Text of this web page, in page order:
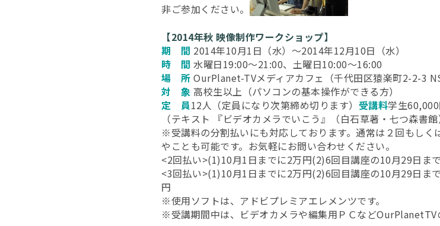
非ご参加ください。
【2014年秋 映像制作ワークショップ】
期 間 2014年10月1日（水）～2014年12月10日（水）
時 間 水曜日19:00～21:00、土曜日10:00～16:00
場 所 OurPlanet-TVメディアカフェ（千代田区猿楽町2-2-3
対 象 高校生以上（パソコンの基本操作ができる方）
定 員12人（定員になり次第締め切ります） 受講料学生
（テキスト 『ビデオカメラでいこう』（白石草著・七つ森書館
※受講料の分割払いにも対応しております。通常は２回もし
やことも可能です。お気軽にお問い合わせください。
<2回払い>(1)10月1日までに2万円(2)6回目講座の10月29日ま
<3回払い>(1)10月1日までに2万円(2)6回目講座の10月29日ま
円
※使用ソフトは、アドビプレミアエレメンツです。
※受講期間中は、ビデオカメラや編集用ＰＣなどOurPlanetTV